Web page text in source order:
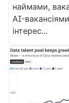
наймами,
AI-
інтерес...